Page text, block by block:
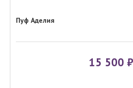
Пуф Аделия
15 500